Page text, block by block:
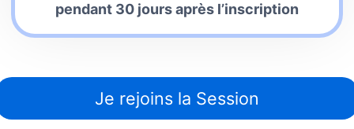
pendant 30 jours après l’inscription
Je rejoins la Session